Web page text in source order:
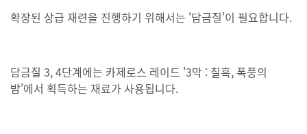
확장된 상급 재련을 진행하기 위해서는 '담금질'이 필요합니다.
담금질 3, 4단계에는 카제로스 레이드 '3막 : 칠흑, 폭풍의
밤'에서 획득하는 재료가 사용됩니다.